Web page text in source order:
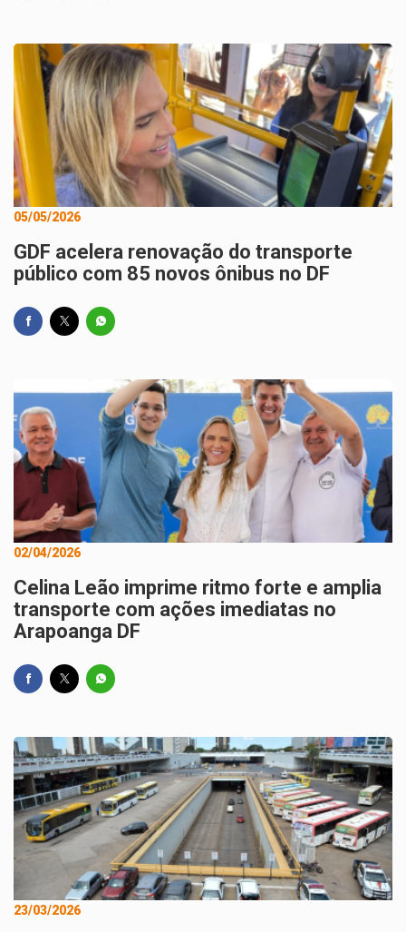
05/05/2026
GDF acelera renovação do transporte
público com 85 novos ônibus no DF
02/04/2026
Celina Leão imprime ritmo forte e amplia
transporte com ações imediatas no
Arapoanga DF
23/03/2026